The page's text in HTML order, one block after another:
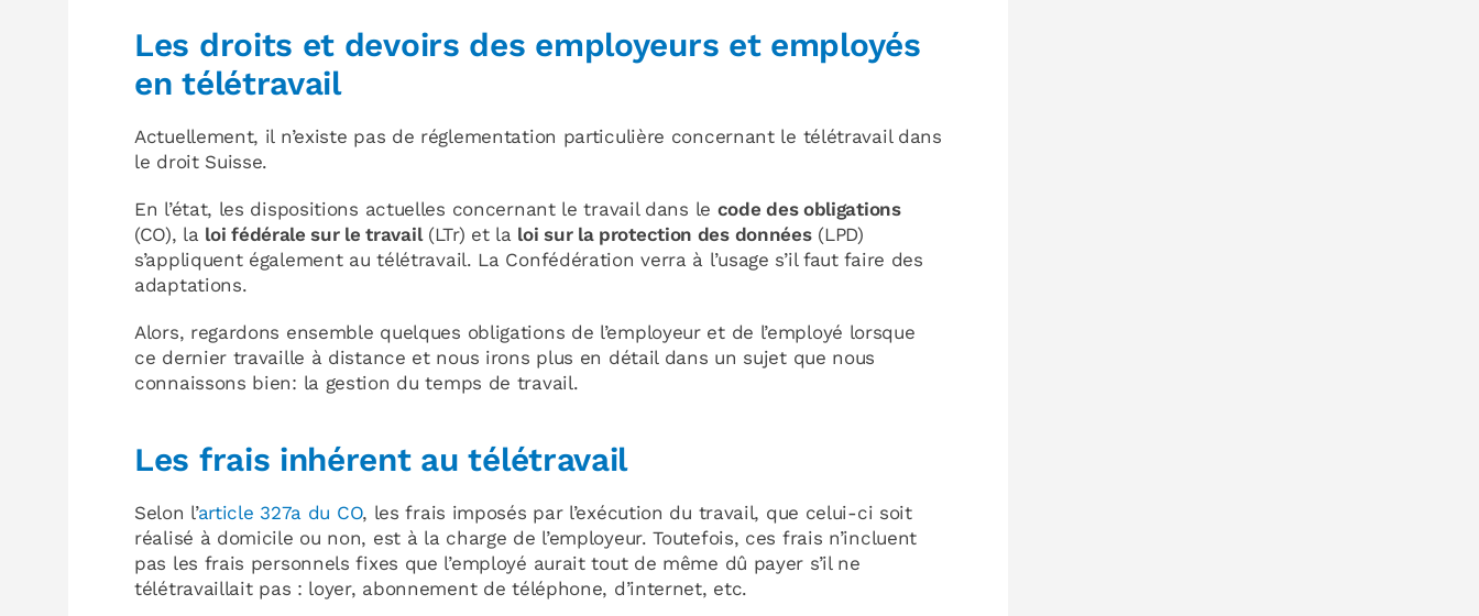
Les droits et devoirs des employeurs et employés
en télétravail
Actuellement, il n’existe pas de réglementation particulière concernant le télétravail dans
le droit Suisse.
En l’état, les dispositions actuelles concernant le travail dans le code des obligations
(CO), la loi fédérale sur le travail(LTr) et la loi sur la protection des données(LPD)
s’appliquent également au télétravail. La Confédération verra à l’usage s’il faut faire des
adaptations.
Alors, regardons ensemble quelques obligations de l’employeur et de l’employé lorsque
ce dernier travaille à distance et nous irons plus en détail dans un sujet que nous
connaissons bien: la gestion du temps de travail.
Les frais inhérent au télétravail
Selon l’article 327a du CO, les frais imposés par l’exécution du travail, que celui-ci soit
réalisé à domicile ou non, est à la charge de l’employeur. Toutefois, ces frais n’incluent
pas les frais personnels fixes que l’employé aurait tout de même dû payer s’il ne
télétravaillait pas : loyer, abonnement de téléphone, d’internet, etc.